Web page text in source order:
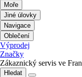
Moře
Jiné úlovky
Navigace
Oblečení
Výprodej
Značky
Zákaznický servis ve
Hledat